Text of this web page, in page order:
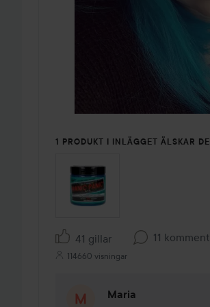
1 PRODUKT I INLÄGGET ÄLSKAR
41 gillar 11
114660 visningar
Maria